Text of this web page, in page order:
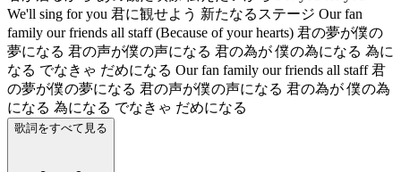
We'll sing for you 君に観せよう 新たなるステージ Our fan
family our friends all staff (Because of your hearts) 君の夢が僕の
夢になる 君の声が僕の声になる 君の為が 僕の為になる 為に
なる でなきゃ だめになる Our fan family our friends all staff 君
の夢が僕の夢になる 君の声が僕の声になる 君の為が 僕の為
になる 為になる でなきゃ だめになる
歌詞をすべて見る